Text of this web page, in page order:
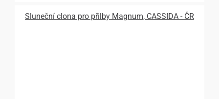
Sluneční clona pro přilby Magnum, CASSIDA - ČR